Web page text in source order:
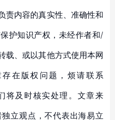
责内容的真实性、准确性和
护知识产权，未经作者和/
载、或以其他方式使用本网
在版权问题，烦请联系
将及时核实处理。文章来
立观点，不代表出海易立